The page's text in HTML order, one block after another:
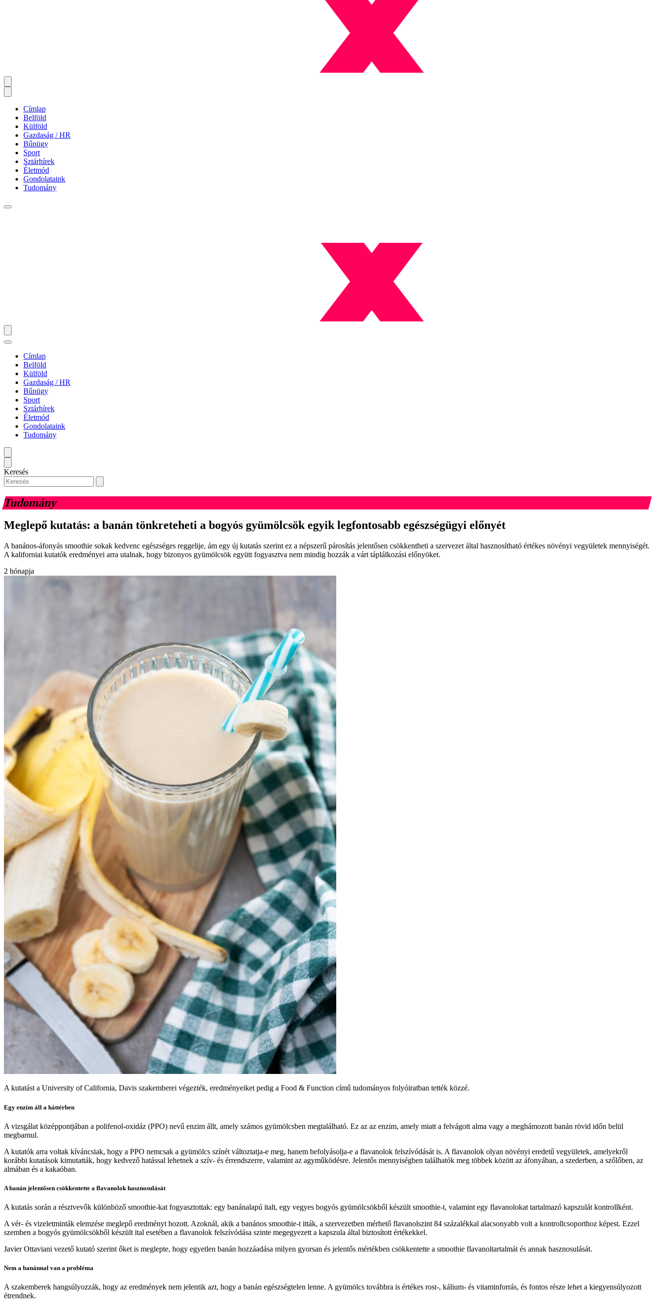
Címlap
Belföld
Külföld
Gazdaság / HR
Bűnügy
Sport
Sztárhírek
Életmód
Gondolataink
Tudomány
Címlap
Belföld
Külföld
Gazdaság / HR
Bűnügy
Sport
Sztárhírek
Életmód
Gondolataink
Tudomány
Keresés
Tudomány
Meglepő kutatás: a banán tönkreteheti a bogyós gyümölcsök egyik legfontosabb egészségügyi előnyét
A banános-áfonyás smoothie sokak kedvenc egészséges reggelije, ám egy új kutatás szerint ez a népszerű párosítás jelentősen csökkentheti a szervezet által hasznosítható értékes növényi vegyületek mennyiségét.
A kaliforniai kutatók eredményei arra utalnak, hogy bizonyos gyümölcsök együtt fogyasztva nem mindig hozzák a várt táplálkozási előnyöket.
2 hónapja
A kutatást a University of California, Davis szakemberei végezték, eredményeiket pedig a Food & Function című tudományos folyóiratban tették közzé.
Egy enzim áll a háttérben
A vizsgálat középpontjában a polifenol-oxidáz (PPO) nevű enzim állt, amely számos gyümölcsben megtalálható. Ez az az enzim, amely miatt a felvágott alma vagy a meghámozott banán rövid időn belül
megbarnul.
A kutatók arra voltak kíváncsiak, hogy a PPO nemcsak a gyümölcs színét változtatja-e meg, hanem befolyásolja-e a flavanolok felszívódását is. A flavanolok olyan növényi eredetű vegyületek, amelyekről
korábbi kutatások kimutatták, hogy kedvező hatással lehetnek a szív- és érrendszerre, valamint az agyműködésre. Jelentős mennyiségben találhatók meg többek között az áfonyában, a szederben, a szőlőben, az
almában és a kakaóban.
A banán jelentősen csökkentette a flavanolok hasznosulását
A kutatás során a résztvevők különböző smoothie-kat fogyasztottak: egy banánalapú italt, egy vegyes bogyós gyümölcsökből készült smoothie-t, valamint egy flavanolokat tartalmazó kapszulát kontrollként.
A vér- és vizeletminták elemzése meglepő eredményt hozott. Azoknál, akik a banános smoothie-t itták, a szervezetben mérhető flavanolszint 84 százalékkal alacsonyabb volt a kontrollcsoporthoz képest. Ezzel
szemben a bogyós gyümölcsökből készült ital esetében a flavanolok felszívódása szinte megegyezett a kapszula által biztosított értékekkel.
Javier Ottaviani vezető kutató szerint őket is meglepte, hogy egyetlen banán hozzáadása milyen gyorsan és jelentős mértékben csökkentette a smoothie flavanoltartalmát és annak hasznosulását.
Nem a banánnal van a probléma
A szakemberek hangsúlyozzák, hogy az eredmények nem jelentik azt, hogy a banán egészségtelen lenne. A gyümölcs továbbra is értékes rost-, kálium- és vitaminforrás, és fontos része lehet a kiegyensúlyozott
étrendnek.